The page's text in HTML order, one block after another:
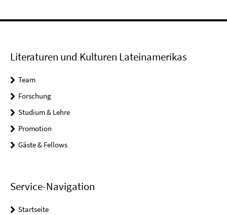
Literaturen und Kulturen Lateinamerikas
Team
Forschung
Studium & Lehre
Promotion
Gäste & Fellows
Service-Navigation
Startseite